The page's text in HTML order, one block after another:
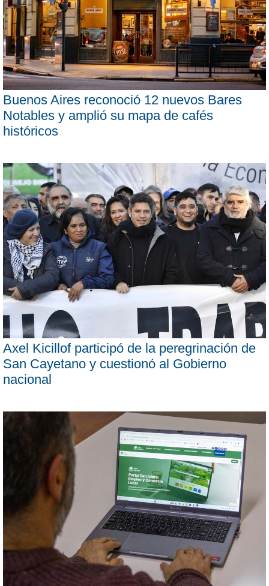
Buenos Aires reconoció 12 nuevos Bares
Notables y amplió su mapa de cafés
históricos
Axel Kicillof participó de la peregrinación de
San Cayetano y cuestionó al Gobierno
nacional